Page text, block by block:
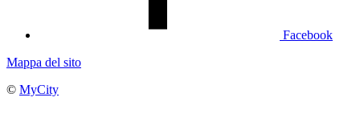
Facebook
Mappa del sito
© MyCity